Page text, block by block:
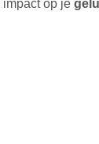
impact op je